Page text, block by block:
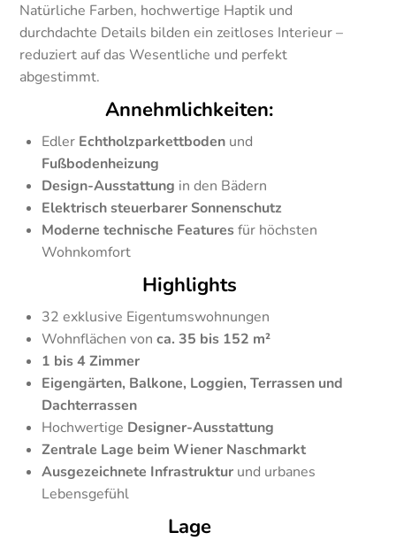
Natürliche Farben, hochwertige Haptik und
durchdachte Details bilden ein zeitloses Interieur –
reduziert auf das Wesentliche und perfekt
abgestimmt.
Annehmlichkeiten:
Edler Echtholzparkettboden und
Fußbodenheizung
Design-Ausstattung in den Bädern
Elektrisch steuerbarer Sonnenschutz
Moderne technische Featuresfür höchsten
Wohnkomfort
Highlights
32 exklusive Eigentumswohnungen
Wohnflächen vonca. 35 bis 152 m²
1 bis 4 Zimmer
Eigengärten, Balkone, Loggien, Terrassen und
Dachterrassen
Hochwertige Designer-Ausstattung
Zentrale Lage beim Wiener Naschmarkt
Ausgezeichnete Infrastruktur und urbanes
Lebensgefühl
Lage